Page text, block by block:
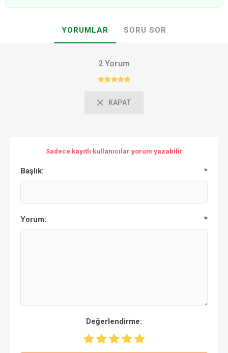
YORUMLAR SORU SOR
2 Yorum
KAPAT
Sadece kayıtlı kullanıcılar yorum yazabilir
Başlık: *
Yorum: *
Değerlendirme: